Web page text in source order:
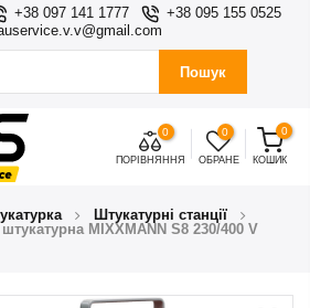
+38 097 141 1777
+38 095 155 0525
Пошук
0
ПОРІВНЯННЯ
0
ОБРАНЕ
0
КОШИК
Штукатурні станції
MIXXMANN S8 230/400 V